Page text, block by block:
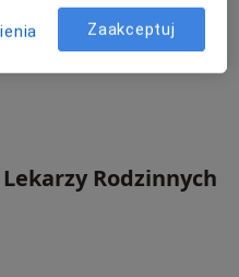
Lekarzy Rodzinnych
Zaakceptuj